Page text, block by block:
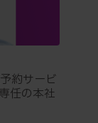
約サービ
任の本社